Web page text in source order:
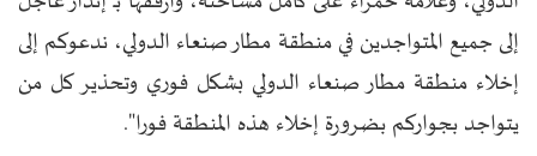
إلى جميع المتواجدين في منطقة مطار صنعاء الدولي، ندعوكم إلى
إخلاء منطقة مطار صنعاء الدولي بشكل فوري وتحذير كل من
يتواجد بجواركم بضرورة إخلاء هذه المنطقة فورا".